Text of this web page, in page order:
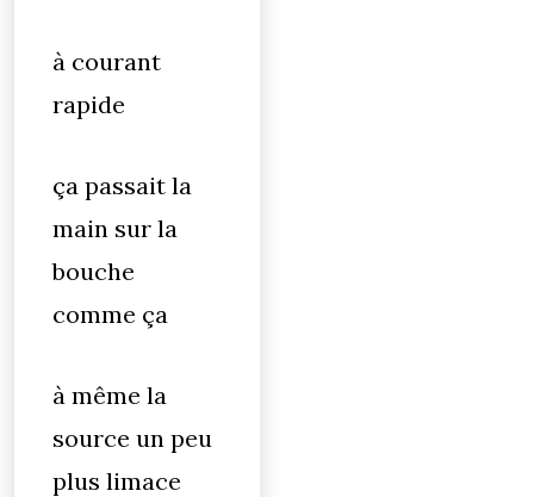
à courant
rapide
ça passait la
main sur la
bouche
comme ça
à même la
source un peu
plus limace